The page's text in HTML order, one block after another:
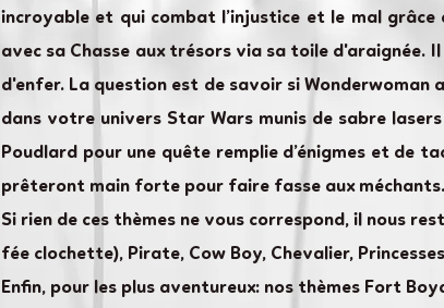
incroyable et qui combat l’injustice et le mal
avec sa Chasse aux trésors via sa toile d'araignée.
d'enfer. La question est de savoir si
dans votre univers Star Wars munis de sabre
Poudlard pour une quête remplie d’énigmes et de
prêteront main forte pour faire fasse aux méchants.
Si rien de ces thèmes ne vous correspond, il nous
fée clochette), Pirate, Cow Boy, Chevalier,
Enfin, pour les plus aventureux: nos thèmes Fort